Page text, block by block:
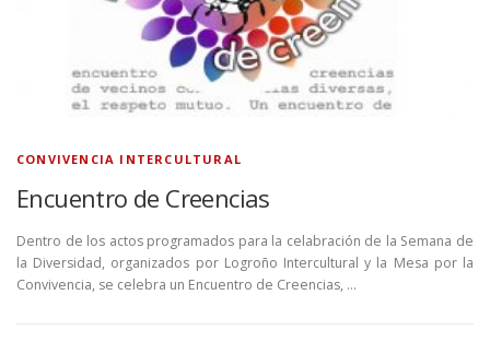
CONVIVENCIA INTERCULTURAL
Encuentro de Creencias
Dentro de los actos programados para la celabración de la Semana de
la Diversidad, organizados por Logroño Intercultural y la Mesa por la
Convivencia, se celebra un Encuentro de Creencias, …